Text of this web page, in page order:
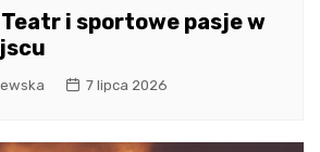
Teatr i sportowe pasje w
7 lipca 2026